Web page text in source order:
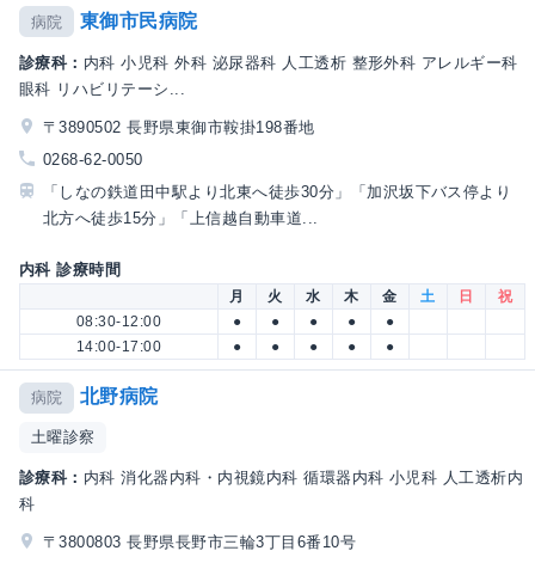
病院 東御市民病院
診療科： 内科 小児科 外科 泌尿器科 人工透析 整形外科 アレルギー科
眼科 リハビリテーシ...
〒3890502 長野県東御市鞍掛198番地
0268-62-0050
「しなの鉄道田中駅より北東へ徒歩30分」「加沢坂下バス停より
北方へ徒歩15分」「上信越自動車道...
内科 診療時間
月 火 水 木 金 土 日
祝
08:30-12:00
● ● ● ●
●
14:00-17:00
● ● ● ● ●
病院 北野病院
土曜診察
診療科： 内科 消化器内科・内視鏡内科 循環器内科 小児科 人工透析内
科
〒3800803 長野県長野市三輪3丁目6番10号